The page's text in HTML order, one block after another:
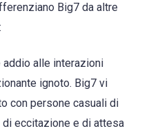
Big7 da altre
addio alle interazioni
ignoto. Big7 vi
con persone casuali di
eccitazione e di attesa